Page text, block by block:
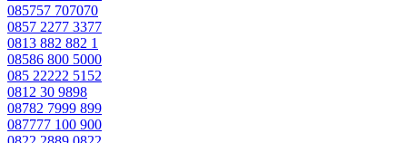
085757 707070
0857 2277 3377
0813 882 882 1
08586 800 5000
085 22222 5152
0812 30 9898
08782 7999 899
087777 100 900